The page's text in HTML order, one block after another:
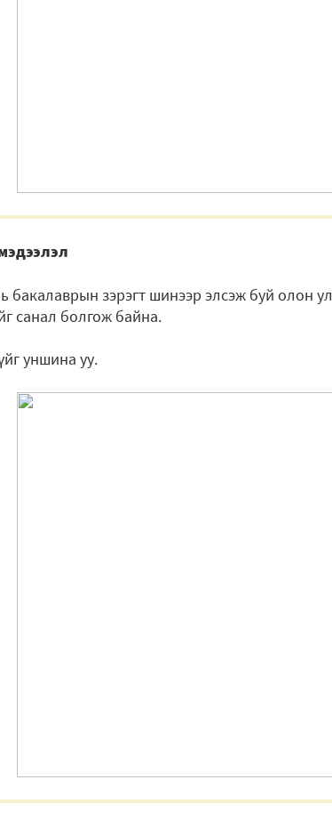
бакалаврын зэрэгт шинээр элсэж буй олон
санал болгож байна.
уншина уу.